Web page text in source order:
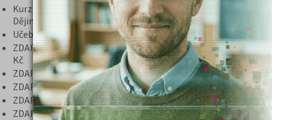
Kurz Žurnalistika, mediální studia, publik relations + učebnice
Dějiny českých médií 10360,- Kč
Učebnice Stylistika pro žurnalistiky za bonusovou cenu 200,- Kč
ZDARMA program Garance v případě nepřijetí na VŠ v hodnotě 500
Kč
ZDARMA poštovné za zaslání knih z balíčku, v hodnotě 150 Kč
ZDARMA e-book „Dostanu se na humanitní obory“
ZDARMA videonávod „Jak se dostat na humanitní obory“
ZDARMA pravidelný mailing s aktualitami z oboru